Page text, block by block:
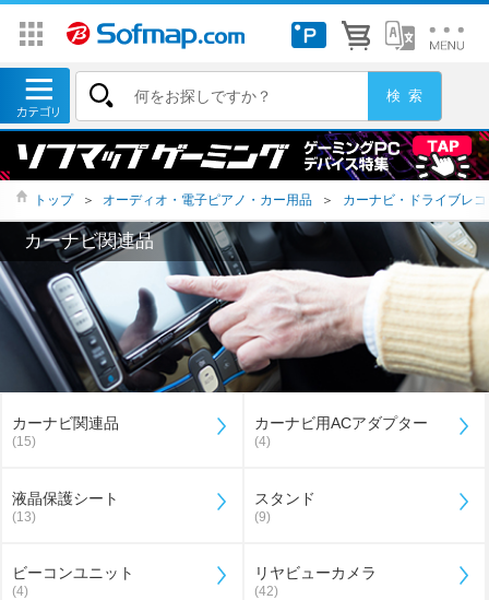
トップ ＞ オーディオ・電子ピアノ・カー用品 ＞ カーナビ・ドライブレ
カーナビ関連品
カーナビ関連品
(15)
カーナビ用ACアダプター
(4)
液晶保護シート
(13)
スタンド
(9)
ビーコンユニット
(4)
リヤビューカメラ
(42)